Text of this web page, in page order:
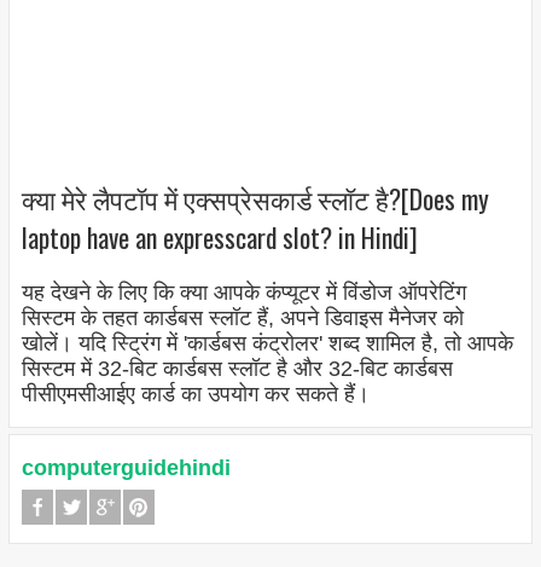
क्या मेरे लैपटॉप में एक्सप्रेसकार्ड स्लॉट है?[Does my
laptop have an expresscard slot? in Hindi]
यह देखने के लिए कि क्या आपके कंप्यूटर में विंडोज ऑपरेटिंग
सिस्टम के तहत कार्डबस स्लॉट हैं, अपने डिवाइस मैनेजर को
खोलें। यदि स्ट्रिंग में 'कार्डबस कंट्रोलर' शब्द शामिल है, तो आपके
सिस्टम में 32-बिट कार्डबस स्लॉट है और 32-बिट कार्डबस
पीसीएमसीआईए कार्ड का उपयोग कर सकते हैं।
computerguidehindi